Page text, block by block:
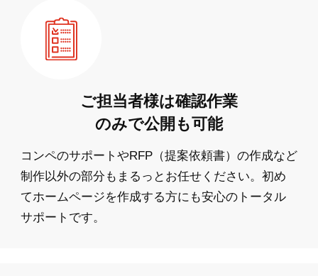
ご担当者様は確認作業
のみで公開も可能
コンペのサポートやRFP（提案依頼書）の作成など
制作以外の部分もまるっとお任せください。初め
てホームページを作成する方にも安心のトータル
サポートです。